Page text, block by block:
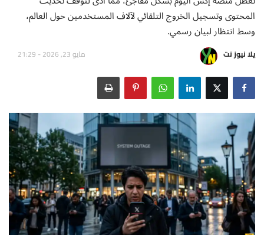
سياسة واقتصاد
رياضة
تكنولوجيا وعلوم
صحة ولياقة
أطباق من المطابخ العربية
سياحة وسفر
منوعات عامة
المحتوى وتسجيل الخروج التلقائي لآلاف المستخدمين حول العالم،
وسط انتظار لبيان رسمي.
يلا نيوز نت مايو 23, 2026 - 21:29